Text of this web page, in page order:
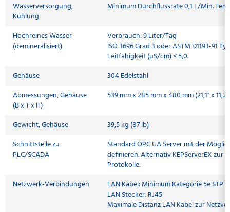
Wasserversorgung,
Kühlung
Minimum Durchflussrate 0,1 L/Min.
Hochreines Wasser
(demineralisiert)
Verbrauch: 9 Liter/Tag
ISO 3696 Grad 3 oder ASTM D1193-91
Leitfähigkeit (µS/cm) < 5,0.
Gehäuse
304 Edelstahl
Abmessungen, Gehäuse
(B x T x H)
539 mm x 285 mm x 480 mm (21,1" x
Gewicht, Gehäuse
39,5 kg (87 lb)
Schnittstelle zu
PLC/SCADA
Standard OPC UA Server mit der
definieren. Alternativ KEPServerEX zur
Protokolle.
Netzwerk-Verbindungen
LAN Kabel: Minimum Kategorie 5e STP
LAN Stecker: RJ45
Maximale Distanz LAN Kabel zur